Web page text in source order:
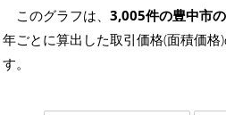
このグラフは、 3,005件の豊中市
年ごとに算出した取引価格(面積価
す。